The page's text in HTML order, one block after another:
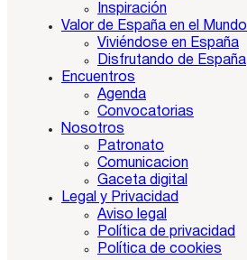
Inspiración
Valor de España en el Mundo
Viviéndose en España
Disfrutando de España
Encuentros
Agenda
Convocatorias
Nosotros
Patronato
Comunicacion
Gaceta digital
Legal y Privacidad
Aviso legal
Política de privacidad
Política de cookies